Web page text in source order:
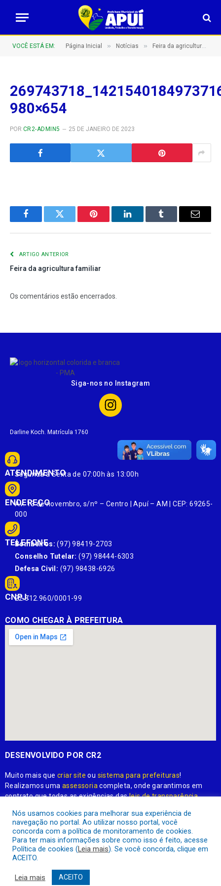
VOCÊ ESTÁ EM: Página Inicial » Notícias » Feira da agricultura familiar
980×654
POR CR2-ADMIN5 25 DE JANEIRO DE 2023
FacebookTwitter Pinterest LinkedInTumblr
E-
ARTIGO ANTERIOR
Feira da agricultura familiar
Os comentários estão encerrados.
Siga-nos no Instagram
Darline Koch. Matrícula 1760
ATENDIMENTO
Segunda à Sexta de 07:00h às 13:00h
ENDEREÇO
Av. 13 de novembro, s/nº – Centro | Apuí – AM | CEP: 69265-
000
TELEFONE
Bombeiros: (97) 98419-2703
Conselho Tutelar: (97) 98444-6303
Defesa Civil: (97) 98438-6926
CNPJ:
22.812.960/0001-99
COMO CHEGAR À PREFEITURA
DESENVOLVIDO POR CR2
Muito mais quecriar siteousistema para prefeituras!
contrato que todas as exigências das leis de transparência
públicaserão atendidas.
Conheça oPNTPe o Radar da Transparência Pública
Nós usamos cookies para melhorar sua experiência de
navegação no portal. Ao utilizar nosso portal, você
concorda com a política de monitoramento de cookies.
Para ter mais informações sobre como isso é feito, acesse
Política de cookies (Leia mais). Se você concorda, clique em
ACEITO.
Leia mais ACEITO